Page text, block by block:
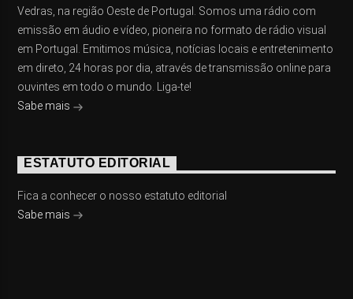
Vedras, na região Oeste de Portugal. Somos uma rádio com
emissão em áudio e vídeo, pioneira no formato de rádio visual
em Portugal. Emitimos música, notícias locais e entretenimento
em direto, 24 horas por dia, através de transmissão online para
ouvintes em todo o mundo. Liga-te!
Sabe mais
ESTATUTO EDITORIAL
Fica a conhecer o nosso estatuto editorial
Sabe mais